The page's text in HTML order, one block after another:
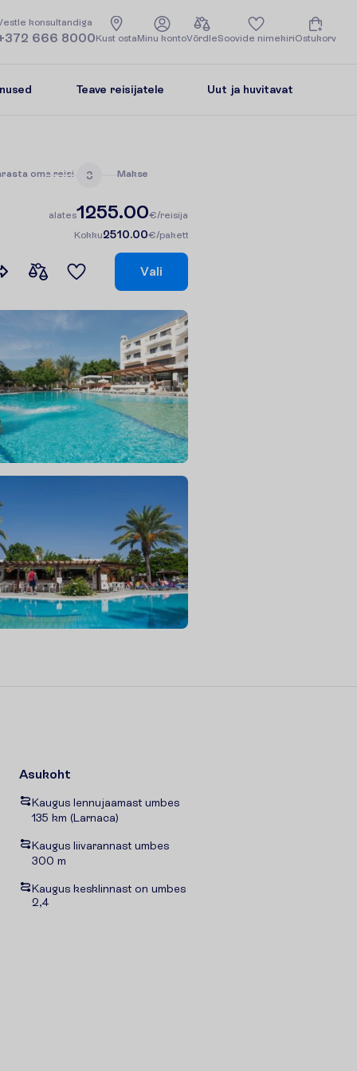
estle konsultandiga
666 8000Kust ostaMinu kontoVõrdleSoovide nimekiriOstukorv
Teave reisijatele Uut ja huvitavat
rasta oma reisi 3 Makse
alates1255.00€/reisija
Kokku2510.00€/pakett
Vali
Asukoht
Kaugus lennujaamast umbes
135 km (Larnaca)
Kaugus liivarannast umbes
300 m
Kaugus kesklinnast on umbes
2,4